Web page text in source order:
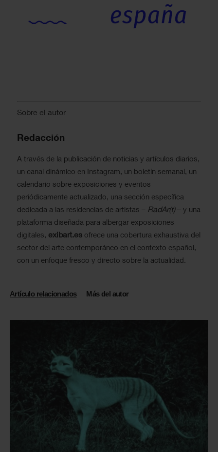
Sobre el autor
Redacción
A través de la publicación de noticias y artículos diarios,
un canal dinámico en Instagram, un boletín semanal, un
calendario sobre exposiciones y eventos
periódicamente actualizado, una sección específica
dedicada a las residencias de artistas – RadAr(t)– y una
plataforma diseñada para albergar exposiciones
digitales, exibart.es ofrece una cobertura exhaustiva del
sector del arte contemporáneo en el contexto español,
con un enfoque fresco y directo sobre la actualidad.
Artículo relacionados Más del autor